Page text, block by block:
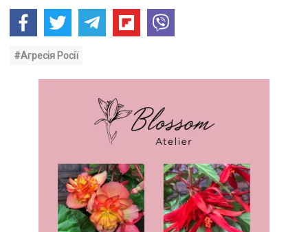
#Агресія Росії